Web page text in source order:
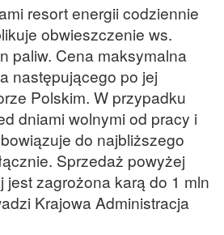
resort energii codziennie
obwieszczenie ws.
paliw. Cena maksymalna
następującego po jej
Polskim. W przypadku
dniami wolnymi od pracy i
do najbliższego
Sprzedaż powyżej
jest zagrożona karą do 1 mln
Krajowa Administracja